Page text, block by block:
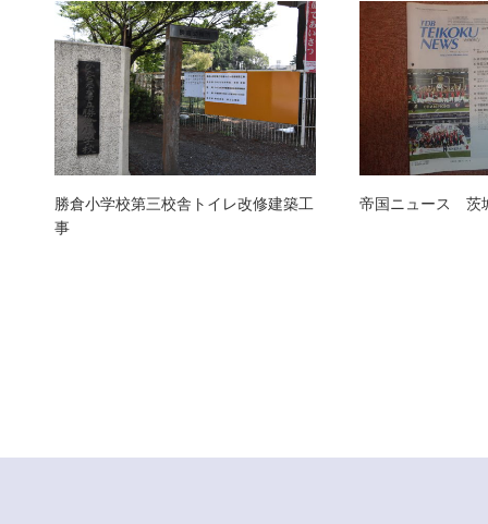
勝倉小学校第三校舎トイレ改修建築工
事
帝国ニュース 茨